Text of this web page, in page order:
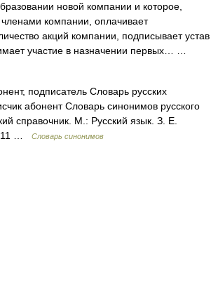
новой компании и которое,
компании, оплачивает
акций компании, подписывает устав
участие в назначении первых… …
подписатель Словарь русских
абонент Словарь синонимов русского
справочник. М.: Русский язык. З. Е.
…
Словарь синонимов